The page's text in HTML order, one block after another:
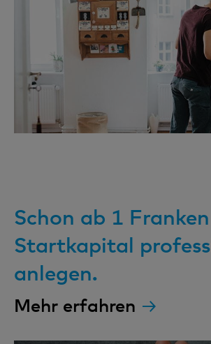
Schon ab 1 Franken
Startkapital
anlegen.
Mehr erfahren